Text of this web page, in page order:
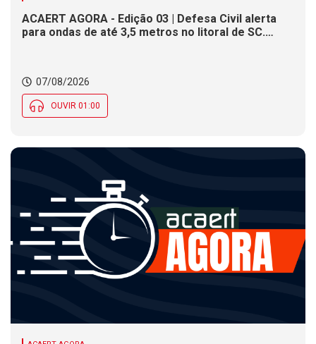
ACAERT AGORA - Edição 03 | Defesa Civil alerta
para ondas de até 3,5 metros no litoral de SC.
07/08/2026
OUVIR 01:00